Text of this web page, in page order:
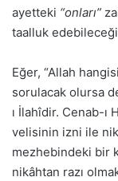
ayetteki “onları”
taalluk
Eğer, “Allah
sorulacak olursa
ı İlahîdir. Cenab-ı
velisinin izni ile
mezhebindeki bir
nikâhtan razı